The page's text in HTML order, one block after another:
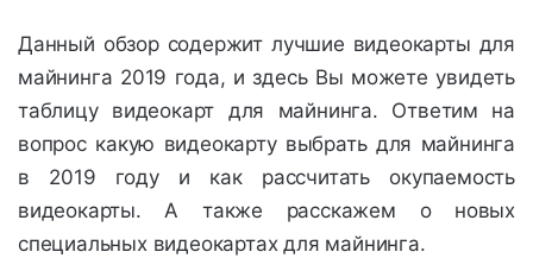
Данный обзор содержит лучшие видеокарты для
майнинга 2019 года, и здесь Вы можете увидеть
таблицу видеокарт для майнинга. Ответим на
вопрос какую видеокарту выбрать для майнинга
в 2019 году и как рассчитать окупаемость
видеокарты. А также расскажем о новых
специальных видеокартах для майнинга.